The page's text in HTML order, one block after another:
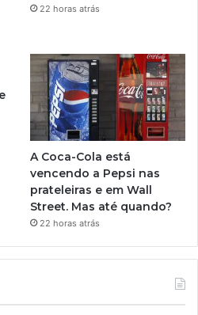
22 horas atrás
A Coca-Cola está
vencendo a Pepsi nas
prateleiras e em Wall
Street. Mas até quando?
22 horas atrás